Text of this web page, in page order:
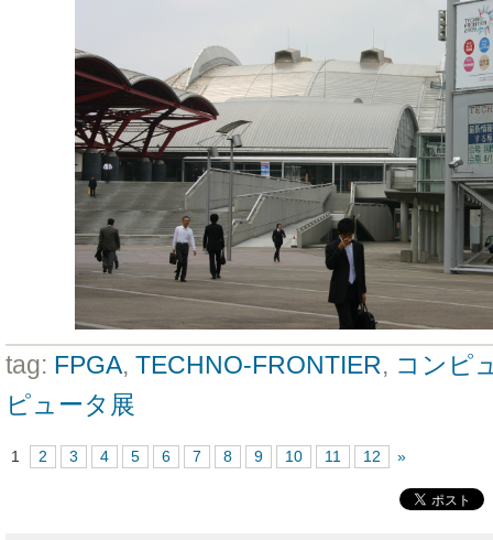
tag: FPGA, TECHNO-FRONTIER, コンピ
ピュータ展
1 2 3 4 5 6 7 8 9 10 11 12 »